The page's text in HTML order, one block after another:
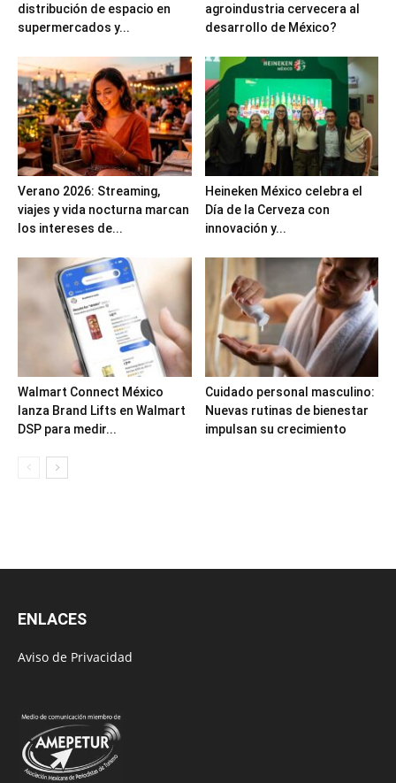
distribución de espacio en
supermercados y...
agroindustria cervecera al
desarrollo de México?
Verano 2026: Streaming,
viajes y vida nocturna marcan
los intereses de...
Heineken México celebra el
Día de la Cerveza con
innovación y...
Walmart Connect México
lanza Brand Lifts en Walmart
DSP para medir...
Cuidado personal masculino:
Nuevas rutinas de bienestar
impulsan su crecimiento
ENLACES
Aviso de Privacidad